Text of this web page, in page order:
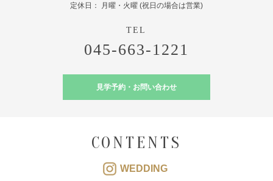
定休日： 月曜・火曜 (祝日の場合は営業)
045-663-1221
見学予約・お問い合わせ
CONTENTS
WEDDING